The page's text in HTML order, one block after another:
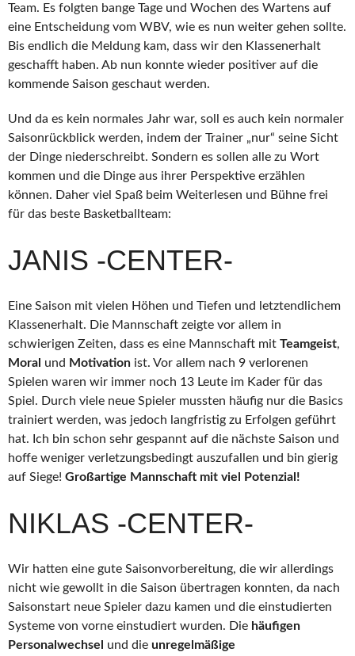
Team. Es folgten bange Tage und Wochen des Wartens auf
eine Entscheidung vom WBV, wie es nun weiter gehen sollte.
Bis endlich die Meldung kam, dass wir den Klassenerhalt
geschafft haben. Ab nun konnte wieder positiver auf die
kommende Saison geschaut werden.
Und da es kein normales Jahr war, soll es auch kein normaler
Saisonrückblick werden, indem der Trainer „nur“ seine Sicht
der Dinge niederschreibt. Sondern es sollen alle zu Wort
kommen und die Dinge aus ihrer Perspektive erzählen
können. Daher viel Spaß beim Weiterlesen und Bühne frei
für das beste Basketballteam:
JANIS -CENTER-
Eine Saison mit vielen Höhen und Tiefen und letztendlichem
Klassenerhalt. Die Mannschaft zeigte vor allem in
schwierigen Zeiten, dass es eine Mannschaft mit Teamgeist,
Moral und Motivation ist. Vor allem nach 9 verlorenen
Spielen waren wir immer noch 13 Leute im Kader für das
Spiel. Durch viele neue Spieler mussten häufig nur die Basics
trainiert werden, was jedoch langfristig zu Erfolgen geführt
hat. Ich bin schon sehr gespannt auf die nächste Saison und
hoffe weniger verletzungsbedingt auszufallen und bin gierig
auf Siege! Großartige Mannschaft mit viel Potenzial!
NIKLAS -CENTER-
Wir hatten eine gute Saisonvorbereitung, die wir allerdings
nicht wie gewollt in die Saison übertragen konnten, da nach
Saisonstart neue Spieler dazu kamen und die einstudierten
Systeme von vorne einstudiert wurden. Die häufigen
Personalwechsel und die unregelmäßige